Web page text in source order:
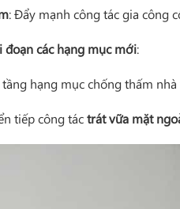
: Đẩy mạnh công tác gia công
đoạn các hạng mục mới:
hạng mục chống thấm
tiếp công táctrát vữa mặt